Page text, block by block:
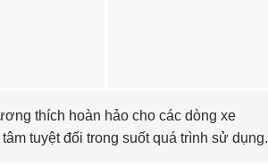
thích hoàn hảo cho các dòng xe
tuyệt đối trong suốt quá trình sử dụng.